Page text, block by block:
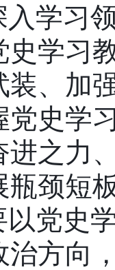
学习
史学习
装、加
党史学
进之力
瓶颈短
党史
治方向